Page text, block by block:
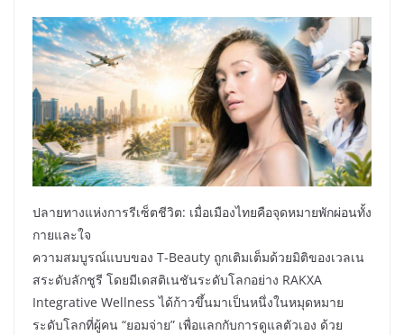
ปลายทางแห่งการรีเซ็ตชีวิต: เมื่อเมืองไทยคือจุดหมายพักผ่อนทั้ง
กายและใจ
ความสมบูรณ์แบบของ T-Beauty ถูกเติมเต็มด้วยมิติของเวลเน
สระดับลักชูรี โดยมีเดสติเนชันระดับโลกอย่าง RAKXA
Integrative Wellness ได้ก้าวขึ้นมาเป็นหนึ่งในหมุดหมาย
ระดับโลกที่ผู้คน “ยอมจ่าย” เพื่อแลกกับการดูแลตัวเอง ด้วย